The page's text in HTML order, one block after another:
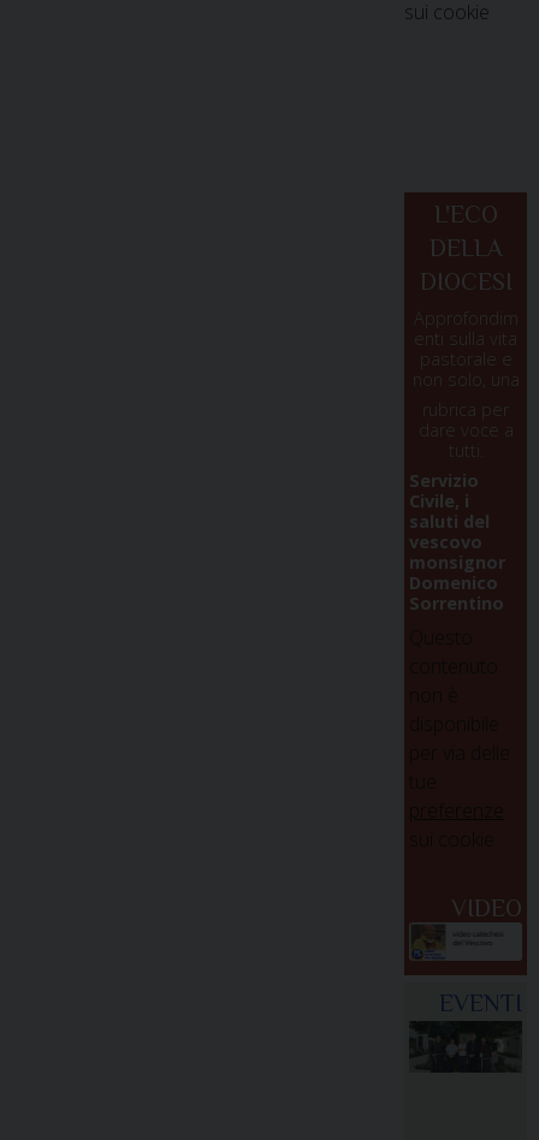
sui cookie
L'ECO
DELLA
DIOCESI
Approfondim
enti sulla vita
pastorale e
non solo, una
rubrica per
dare voce a
tutti.
Servizio
Civile, i
saluti del
vescovo
monsignor
Domenico
Sorrentino
VIDEO
EVENTI